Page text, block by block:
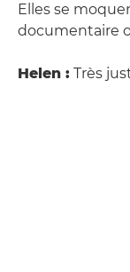
Elles se
documentaire
Helen : Très